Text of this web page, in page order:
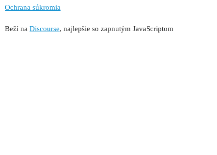
Ochrana súkromia
Beží na Discourse, najlepšie so zapnutým JavaScriptom